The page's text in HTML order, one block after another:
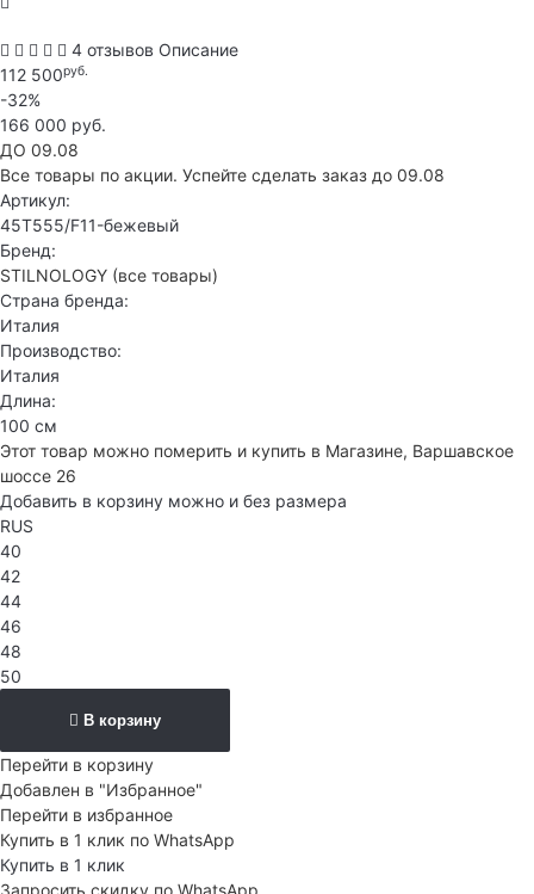
4 отзывов Описание
112 500руб.
-32%
166 000 руб.
ДО 09.08
Все товары по акции. Успейте сделать заказ до 09.08
Артикул:
45T555/F11-бежевый
Бренд:
STILNOLOGY (все товары)
Страна бренда:
Италия
Производство:
Италия
Длина:
100 см
Этот товар можно померить и купить в Магазине, Варшавское
шоссе 26
Добавить в корзину можно и без размера
RUS
40
42
44
46
48
50
В корзину
Перейти в корзину
Добавлен в "Избранное"
Перейти в избранное
Купить в 1 клик по WhatsApp
Купить в 1 клик
Запросить скидку по WhatsApp